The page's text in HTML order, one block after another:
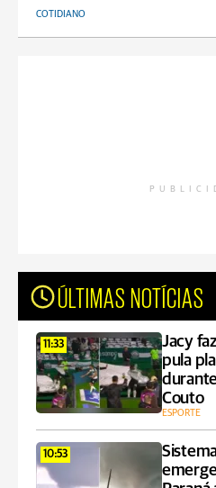
COTIDIANO
ÚLTIMAS NOTÍCIAS
11:33
Jacy
pula
Couto
ESPORTE
10:53